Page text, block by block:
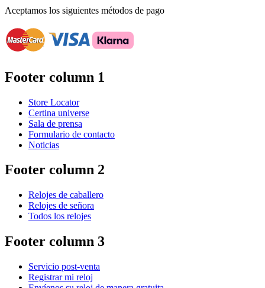
Aceptamos los siguientes métodos de pago
Footer column 1
Store Locator
Certina universe
Sala de prensa
Formulario de contacto
Noticias
Footer column 2
Relojes de caballero
Relojes de señora
Todos los relojes
Footer column 3
Servicio post-venta
Registrar mi reloj